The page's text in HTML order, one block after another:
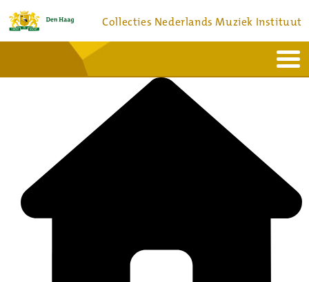
Collecties Nederlands Muziek Instituut
Bronnen en collecties